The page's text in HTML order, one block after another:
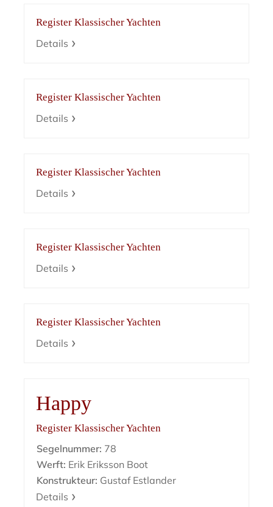
Register Klassischer Yachten
Details
Register Klassischer Yachten
Details
Register Klassischer Yachten
Details
Register Klassischer Yachten
Details
Register Klassischer Yachten
Details
Happy
Register Klassischer Yachten
Segelnummer: 78
Werft: Erik Eriksson Boot
Konstrukteur: Gustaf Estlander
Details